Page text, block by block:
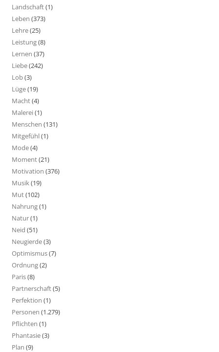
Landschaft(1)
Leben (373)
Lehre(25)
Leistung(8)
Lernen (37)
Liebe(242)
Lob(3)
Lüge(19)
Macht(4)
Malerei(1)
Menschen (131)
Mitgefühl(1)
Mode(4)
Moment(21)
Motivation (376)
Musik(19)
Mut(102)
Nahrung(1)
Natur(1)
Neid (51)
Neugierde(3)
Optimismus(7)
Ordnung(2)
Paris(8)
Partnerschaft(5)
Perfektion (1)
Personen (1.279)
Pflichten (1)
Phantasie(3)
Plan (9)